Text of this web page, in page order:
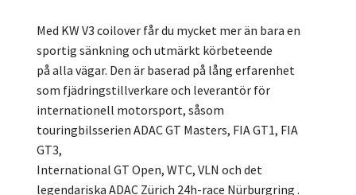
Med KW V3 coilover får du mycket mer än bara en
sportig sänkning och utmärkt körbeteende
på alla vägar. Den är baserad på lång erfarenhet
som fjädringstillverkare och leverantör för
internationell motorsport, såsom
touringbilsserien ADAC GT Masters, FIA GT1, FIA
GT3,
International GT Open, WTC, VLN och det
legendariska ADAC Zürich 24h-race Nürburgring .